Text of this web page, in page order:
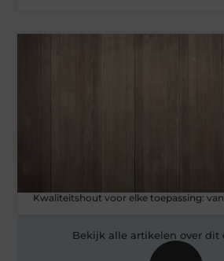
Kwaliteitshout voor elke toepassing:
Bekijk alle artikelen over dit